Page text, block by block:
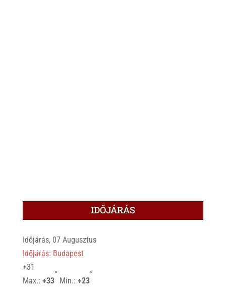
IDŐJÁRÁS
Időjárás, 07 Augusztus
Időjárás: Budapest
+31
Max.: +33
°
Min.: +23
°